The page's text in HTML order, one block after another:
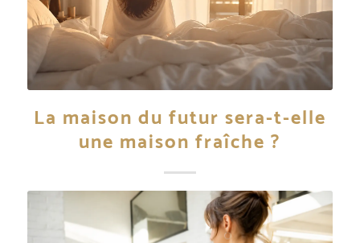
La maison du futur sera-t-elle
une maison fraîche ?